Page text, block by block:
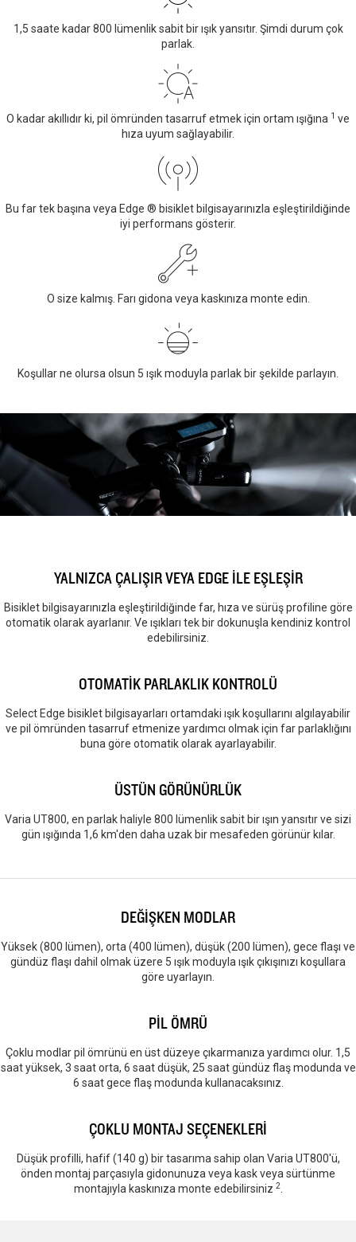
1,5 saate kadar 800 lümenlik sabit bir ışık yansıtır. Şimdi durum çok
parlak.
O kadar akıllıdır ki, pil ömründen tasarruf etmek için ortam ışığına 1 ve
hıza uyum sağlayabilir.
Bu far tek başına veya Edge ® bisiklet bilgisayarınızla eşleştirildiğinde
iyi performans gösterir.
O size kalmış. Farı gidona veya kaskınıza monte edin.
Koşullar ne olursa olsun 5 ışık moduyla parlak bir şekilde parlayın.
YALNIZCA ÇALIŞIR VEYA EDGE İLE EŞLEŞİR
Bisiklet bilgisayarınızla eşleştirildiğinde far, hıza ve sürüş profiline göre
otomatik olarak ayarlanır. Ve ışıkları tek bir dokunuşla kendiniz kontrol
edebilirsiniz.
OTOMATİK PARLAKLIK KONTROLÜ
Select Edge bisiklet bilgisayarları ortamdaki ışık koşullarını algılayabilir
ve pil ömründen tasarruf etmenize yardımcı olmak için far parlaklığını
buna göre otomatik olarak ayarlayabilir.
ÜSTÜN GÖRÜNÜRLÜK
Varia UT800, en parlak haliyle 800 lümenlik sabit bir ışın yansıtır ve sizi
gün ışığında 1,6 km'den daha uzak bir mesafeden görünür kılar.
DEĞİŞKEN MODLAR
Yüksek (800 lümen), orta (400 lümen), düşük (200 lümen), gece flaşı ve
gündüz flaşı dahil olmak üzere 5 ışık moduyla ışık çıkışınızı koşullara
göre uyarlayın.
PİL ÖMRÜ
Çoklu modlar pil ömrünü en üst düzeye çıkarmanıza yardımcı olur. 1,5
saat yüksek, 3 saat orta, 6 saat düşük, 25 saat gündüz flaş modunda ve
6 saat gece flaş modunda kullanacaksınız.
ÇOKLU MONTAJ SEÇENEKLERİ
Düşük profilli, hafif (140 g) bir tasarıma sahip olan Varia UT800'ü,
önden montaj parçasıyla gidonunuza veya kask veya sürtünme
montajıyla kaskınıza monte edebilirsiniz 2.